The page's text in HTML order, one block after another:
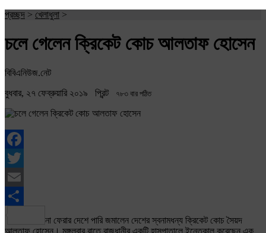
প্রচ্ছদ > খেলাধুলা >
চলে গেলেন ক্রিকেট কোচ আলতাফ হোসেন
বিবিএনিউজ.নেট
বুধবার, ২৭ ফেব্রুয়ারি ২০১৯ প্রিন্ট ৭৮৩ বার পঠিত
Facebook
Twitter
Email
না ফেরার দেশে পারি জমালেন দেশের স্বনামধন্য ক্রিকেট কোচ সৈয়দ
আলতাফ হোসেন। মঙ্গলবার রাতে রাজধানীর একটি হাসপাতালে ইন্তেকাল করেছেন এক